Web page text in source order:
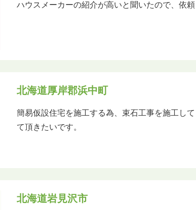
ハウスメーカーの紹介が高いと聞いたので、依頼
北海道厚岸郡浜中町
簡易仮設住宅を施工する為、束石工事を施工し
て頂きたいです。
北海道岩見沢市